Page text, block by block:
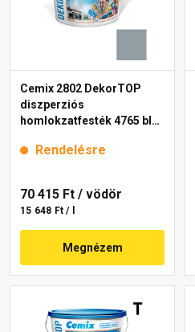
Cemix 2802 DekorTOP
diszperziós
homlokzatfesték 4765 blue
Rendelésre
70 415 Ft / vödör
15 648 Ft / l
Megnézem